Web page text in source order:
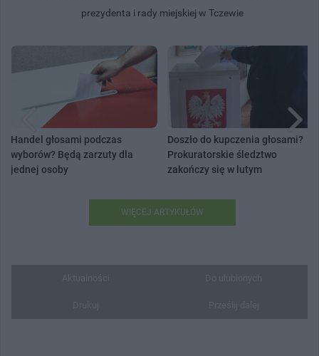
prezydenta i rady miejskiej w Tczewie
Handel głosami podczas
wyborów? Będą zarzuty dla
jednej osoby
Doszło do kupczenia głosami?
Prokuratorskie śledztwo
zakończy się w lutym
WIĘCEJ ARTYKUŁÓW